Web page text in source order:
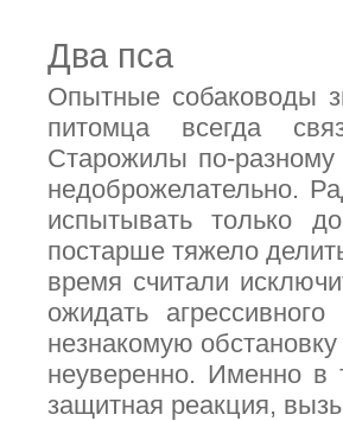
Два пса
Опытные собаководы
питомца всегда
Старожилы по-разному
недоброжелательно.
испытывать только
постарше тяжело
время считали
ожидать
незнакомую
неуверенно. Именно в
защитная реакция,